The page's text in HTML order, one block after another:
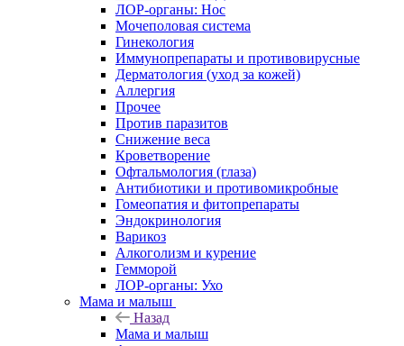
ЛОР-органы: Нос
Мочеполовая система
Гинекология
Иммунопрепараты и противовирусные
Дерматология (уход за кожей)
Аллергия
Прочее
Против паразитов
Снижение веса
Кроветворение
Офтальмология (глаза)
Антибиотики и противомикробные
Гомеопатия и фитопрепараты
Эндокринология
Варикоз
Алкоголизм и курение
Гемморой
ЛОР-органы: Ухо
Мама и малыш
Назад
Мама и малыш